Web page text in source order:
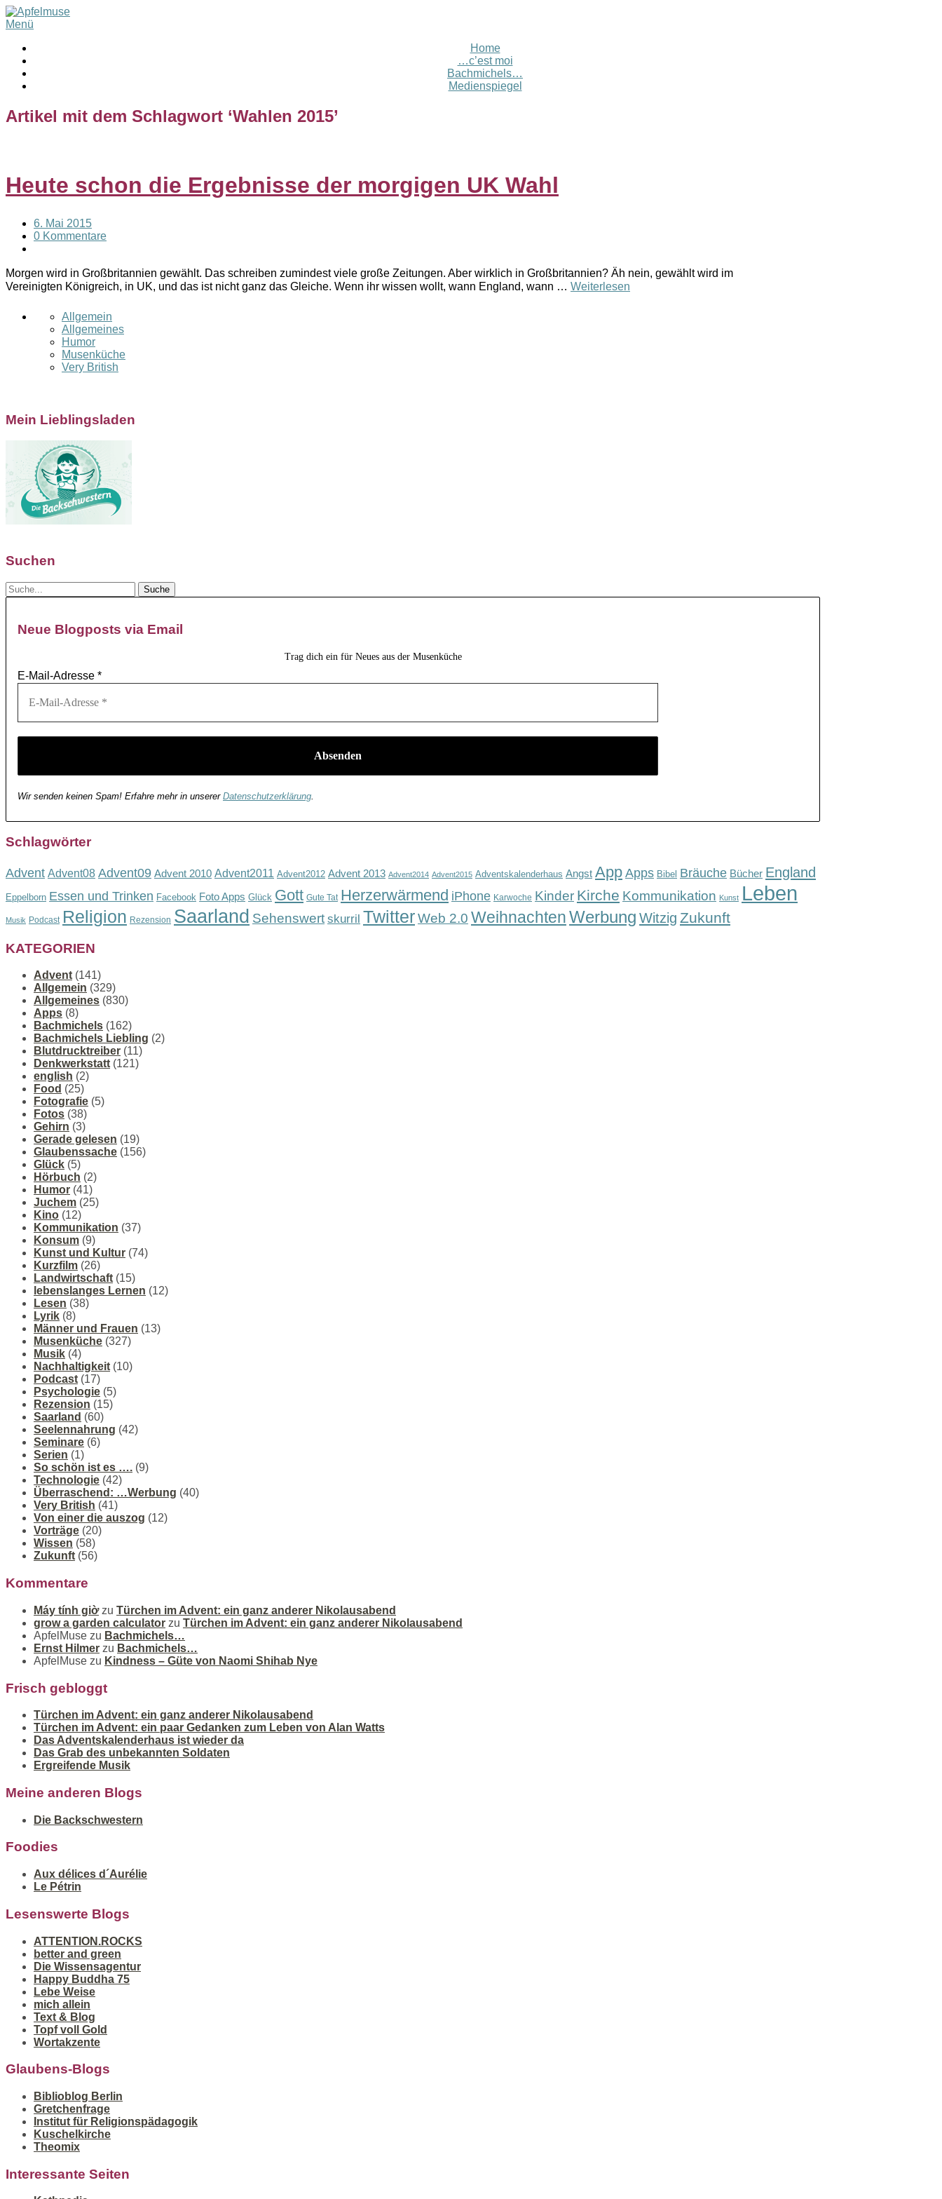
Menü
Home
…c’est moi
Bachmichels…
Medienspiegel
Artikel mit dem Schlagwort ‘Wahlen 2015’
Heute schon die Ergebnisse der morgigen UK Wahl
6. Mai 2015
0 Kommentare
Morgen wird in Großbritannien gewählt. Das schreiben zumindest viele große Zeitungen. Aber wirklich in Großbritannien? Äh nein, gewählt wird im
Vereinigten Königreich, in UK, und das ist nicht ganz das Gleiche. Wenn ihr wissen wollt, wann England, wann … Weiterlesen
Allgemein
Allgemeines
Humor
Musenküche
Very British
Mein Lieblingsladen
Suchen
Neue Blogposts via Email
Trag dich ein für Neues aus der Musenküche
E-Mail-Adresse *
Wir senden keinen Spam! Erfahre mehr in unserer Datenschutzerklärung
Schlagwörter
Advent Advent08 Advent09 Advent 2010 Advent2011 Advent2012 Advent 2013 Advent2014 Advent2015 Adventskalenderhaus Angst App Apps Bibel Bräuche Bücher England
Eppelborn Essen und Trinken Facebook Foto Apps Glück Gott Gute Tat Herzerwärmend iPhone Karwoche Kinder Kirche Kommunikation Kunst Leben
Musik Podcast Religion Rezension Saarland Sehenswert skurril TwitterWeb 2.0 WeihnachtenWerbung Witzig Zukunft
KATEGORIEN
Advent (141)
Allgemein (329)
Allgemeines (830)
Apps (8)
Bachmichels (162)
Bachmichels Liebling (2)
Blutdrucktreiber (11)
Denkwerkstatt (121)
english (2)
Food (25)
Fotografie (5)
Fotos (38)
Gehirn (3)
Gerade gelesen (19)
Glaubenssache (156)
Glück (5)
Hörbuch (2)
Humor (41)
Juchem (25)
Kino (12)
Kommunikation (37)
Konsum (9)
Kunst und Kultur (74)
Kurzfilm (26)
Landwirtschaft (15)
lebenslanges Lernen (12)
Lesen (38)
Lyrik (8)
Männer und Frauen (13)
Musenküche (327)
Musik (4)
Nachhaltigkeit (10)
Podcast (17)
Psychologie (5)
Rezension (15)
Saarland (60)
Seelennahrung (42)
Seminare (6)
Serien (1)
So schön ist es …. (9)
Technologie (42)
Überraschend: …Werbung (40)
Very British (41)
Von einer die auszog (12)
Vorträge (20)
Wissen (58)
Zukunft (56)
Kommentare
Máy tính giờzu Türchen im Advent: ein ganz anderer Nikolausabend
grow a garden calculator zu Türchen im Advent: ein ganz anderer Nikolausabend
ApfelMuse zu Bachmichels…
Ernst Hilmer zu Bachmichels…
ApfelMuse zu Kindness – Güte von Naomi Shihab Nye
Frisch gebloggt
Türchen im Advent: ein ganz anderer Nikolausabend
Türchen im Advent: ein paar Gedanken zum Leben von Alan Watts
Das Adventskalenderhaus ist wieder da
Das Grab des unbekannten Soldaten
Ergreifende Musik
Meine anderen Blogs
Die Backschwestern
Foodies
Aux délices d´Aurélie
Le Pétrin
Lesenswerte Blogs
ATTENTION.ROCKS
better and green
Die Wissensagentur
Happy Buddha 75
Lebe Weise
mich allein
Text & Blog
Topf voll Gold
Wortakzente
Glaubens-Blogs
Biblioblog Berlin
Gretchenfrage
Institut für Religionspädagogik
Kuschelkirche
Theomix
Interessante Seiten